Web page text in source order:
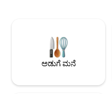
ರೂಮ್ 5 ಟಾಟಾಮಿ, 6 ಟಾಟಾಮಿ
ಆಗಿದೆ.ಯಾವುದೇ ವಿಭಜನೆ ಇಲ್ಲ.5
ಟಾಟಾಮಿ ಮ್ಯಾಟ್‌ಗಳ ರೂಮ್ ದೊಡ್ಡ
ಅದಕ್ಕಿಂತ ಕಡಿಮೆ ಜನರಿಗೆ
ಪಾಶ್ಚಾತ್ಯ ಶೈಲಿಯ ರೂಮ್ (ಸಿಂಗಲ್
ಅಡುಗೆ ಮನೆ